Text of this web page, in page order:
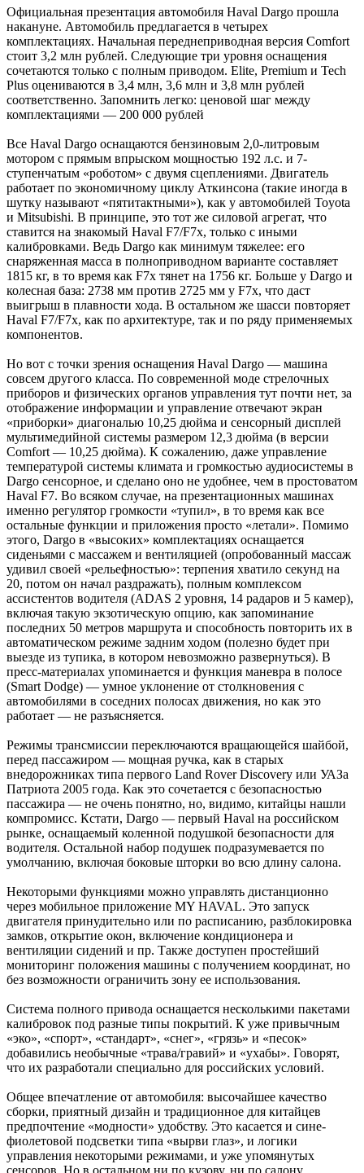
Официальная презентация автомобиля Haval Dargo прошла
накануне. Автомобиль предлагается в четырех
комплектациях. Начальная переднеприводная версия Comfort
стоит 3,2 млн рублей. Следующие три уровня оснащения
сочетаются только с полным приводом. Elite, Premium и Tech
Plus оцениваются в 3,4 млн, 3,6 млн и 3,8 млн рублей
соответственно. Запомнить легко: ценовой шаг между
комплектациями — 200 000 рублей
Все Haval Dargo оснащаются бензиновым 2,0-литровым
мотором с прямым впрыском мощностью 192 л.с. и 7-
ступенчатым «роботом» с двумя сцеплениями. Двигатель
работает по экономичному циклу Аткинсона (такие иногда в
шутку называют «пятитактными»), как у автомобилей Toyota
и Mitsubishi. В принципе, это тот же силовой агрегат, что
ставится на знакомый Haval F7/F7x, только с иными
калибровками. Ведь Dargo как минимум тяжелее: его
снаряженная масса в полноприводном варианте составляет
1815 кг, в то время как F7x тянет на 1756 кг. Больше у Dargo и
колесная база: 2738 мм против 2725 мм у F7x, что даст
выигрыш в плавности хода. В остальном же шасси повторяет
Haval F7/F7x, как по архитектуре, так и по ряду применяемых
компонентов.
Но вот с точки зрения оснащения Haval Dargo — машина
совсем другого класса. По современной моде стрелочных
приборов и физических органов управления тут почти нет, за
отображение информации и управление отвечают экран
«приборки» диагональю 10,25 дюйма и сенсорный дисплей
мультимедийной системы размером 12,3 дюйма (в версии
Comfort — 10,25 дюйма). К сожалению, даже управление
температурой системы климата и громкостью аудиосистемы в
Dargo сенсорное, и сделано оно не удобнее, чем в простоватом
Haval F7. Во всяком случае, на презентационных машинах
именно регулятор громкости «тупил», в то время как все
остальные функции и приложения просто «летали». Помимо
этого, Dargo в «высоких» комплектациях оснащается
сиденьями с массажем и вентиляцией (опробованный массаж
удивил своей «рельефностью»: терпения хватило секунд на
20, потом он начал раздражать), полным комплексом
ассистентов водителя (ADAS 2 уровня, 14 радаров и 5 камер),
включая такую экзотическую опцию, как запоминание
последних 50 метров маршрута и способность повторить их в
автоматическом режиме задним ходом (полезно будет при
выезде из тупика, в котором невозможно развернуться). В
пресс-материалах упоминается и функция маневра в полосе
(Smart Dodge) — умное уклонение от столкновения с
автомобилями в соседних полосах движения, но как это
работает — не разъясняется.
Режимы трансмиссии переключаются вращающейся шайбой,
перед пассажиром — мощная ручка, как в старых
внедорожниках типа первого Land Rover Discovery или УАЗа
Патриота 2005 года. Как это сочетается с безопасностью
пассажира — не очень понятно, но, видимо, китайцы нашли
компромисс. Кстати, Dargo — первый Haval на российском
рынке, оснащаемый коленной подушкой безопасности для
водителя. Остальной набор подушек подразумевается по
умолчанию, включая боковые шторки во всю длину салона.
Некоторыми функциями можно управлять дистанционно
через мобильное приложение MY HAVAL. Это запуск
двигателя принудительно или по расписанию, разблокировка
замков, открытие окон, включение кондиционера и
вентиляции сидений и пр. Также доступен простейший
мониторинг положения машины с получением координат, но
без возможности ограничить зону ее использования.
Система полного привода оснащается несколькими пакетами
калибровок под разные типы покрытий. К уже привычным
«эко», «спорт», «стандарт», «снег», «грязь» и «песок»
добавились необычные «трава/гравий» и «ухабы». Говорят,
что их разработали специально для российских условий.
Общее впечатление от автомобиля: высочайшее качество
сборки, приятный дизайн и традиционное для китайцев
предпочтение «модности» удобству. Это касается и сине-
фиолетовой подсветки типа «вырви глаз», и логики
управления некоторыми режимами, и уже упомянутых